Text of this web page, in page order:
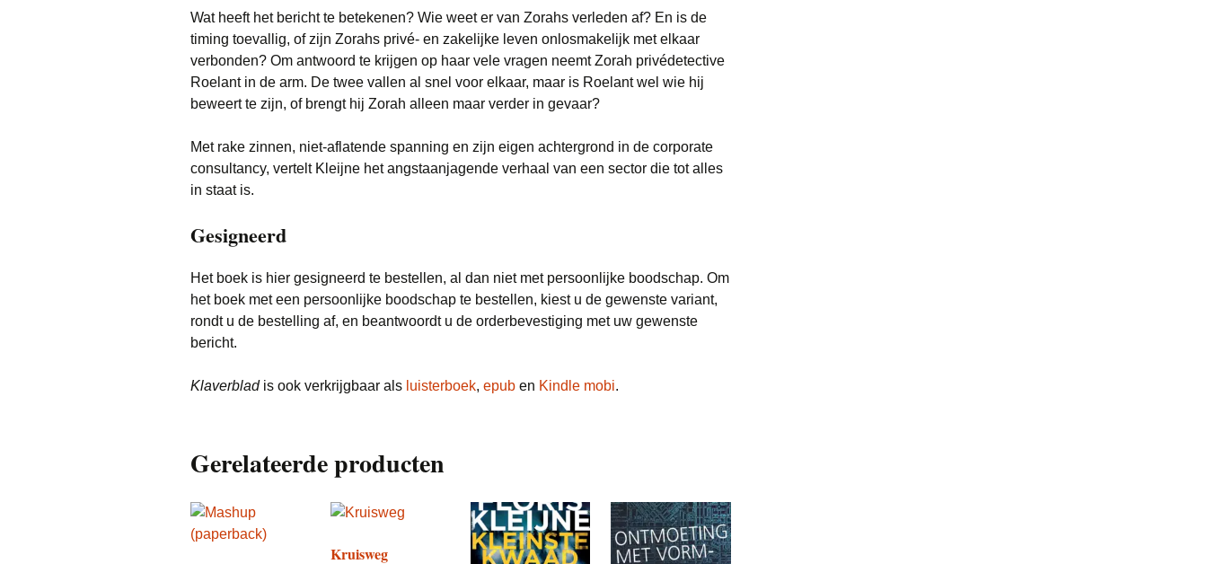
Wat heeft het bericht te betekenen? Wie weet er van Zorahs verleden af? En is de
timing toevallig, of zijn Zorahs privé- en zakelijke leven onlosmakelijk met elkaar
verbonden? Om antwoord te krijgen op haar vele vragen neemt Zorah privédetective
Roelant in de arm. De twee vallen al snel voor elkaar, maar is Roelant wel wie hij
beweert te zijn, of brengt hij Zorah alleen maar verder in gevaar?
Met rake zinnen, niet-aflatende spanning en zijn eigen achtergrond in de corporate
consultancy, vertelt Kleijne het angstaanjagende verhaal van een sector die tot alles
in staat is.
Gesigneerd
Het boek is hier gesigneerd te bestellen, al dan niet met persoonlijke boodschap. Om
het boek met een persoonlijke boodschap te bestellen, kiest u de gewenste variant,
rondt u de bestelling af, en beantwoordt u de orderbevestiging met uw gewenste
bericht.
Klaverbladis ook verkrijgbaar als luisterboek, epub en Kindle mobi.
Gerelateerde producten
Kruisweg